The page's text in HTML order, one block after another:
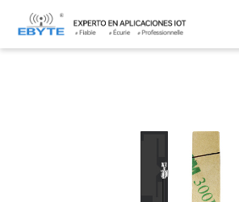
Home > Accessoires > Antenna